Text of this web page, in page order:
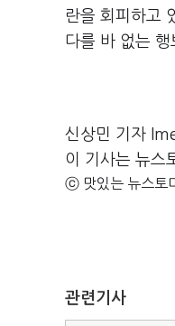
란을 회피하고
다를 바 없는
신상민 기자
이 기사는 뉴스
ⓒ 맛있는 뉴스토
관련기사